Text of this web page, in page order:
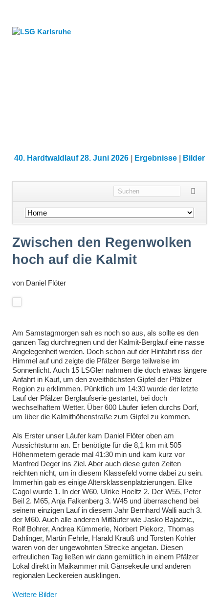
40. Hardtwaldlauf 28. Juni 2026 Ergebnisse Bilder
Navigation
Zwischen den Regenwolken
hoch auf die Kalmit
von Daniel Flöter
Am Samstagmorgen sah es noch so aus, als sollte es den
ganzen Tag durchregnen und der Kalmit-Berglauf eine nasse
Angelegenheit werden. Doch schon auf der Hinfahrt riss der
Himmel auf und zeigte die Pfälzer Berge teilweise im
Sonnenlicht. Auch 15 LSGler nahmen die doch etwas längere
Anfahrt in Kauf, um den zweithöchsten Gipfel der Pfälzer
Region zu erklimmen. Pünktlich um 14:30 wurde der letzte
Lauf der Pfälzer Berglaufserie gestartet, bei doch
wechselhaftem Wetter. Über 600 Läufer liefen durchs Dorf,
um über die Kalmithöhenstraße zum Gipfel zu kommen.
Als Erster unser Läufer kam Daniel Flöter oben am
Aussichtsturm an. Er benötigte für die 8,1 km mit 505
Höhenmetern gerade mal 41:30 min und kam kurz vor
Manfred Deger ins Ziel. Aber auch diese guten Zeiten
reichten nicht, um in diesem Klassefeld vorne dabei zu sein.
Immerhin gab es einige Altersklassenplatzierungen. Elke
Cagol wurde 1. In der W60, Ulrike Hoeltz 2. Der W55, Peter
Beil 2. M65, Anja Falkenberg 3. W45 und überraschend bei
seinem einzigen Lauf in diesem Jahr Bernhard Walli auch 3.
der M60. Auch alle anderen Mitläufer wie Jasko Bajadzic,
Rolf Bohrer, Andrea Kümmerle, Norbert Piekorz, Thomas
Dahlinger, Martin Fehrle, Harald Krauß und Torsten Kohler
waren von der ungewohnten Strecke angetan. Diesen
erfreulichen Tag ließen wir dann gemütlich in einem Pfälzer
Lokal direkt in Maikammer mit Gänsekeule und anderen
regionalen Leckereien ausklingen.
Weitere Bilder